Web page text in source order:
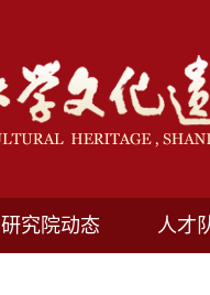
研究院动态 人才